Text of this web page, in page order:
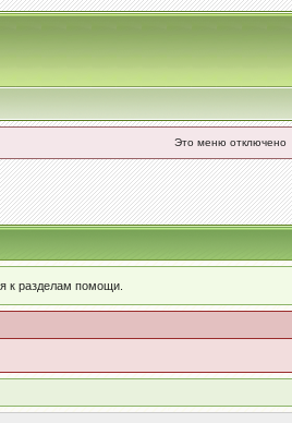
Это меню отключено
к разделам помощи.